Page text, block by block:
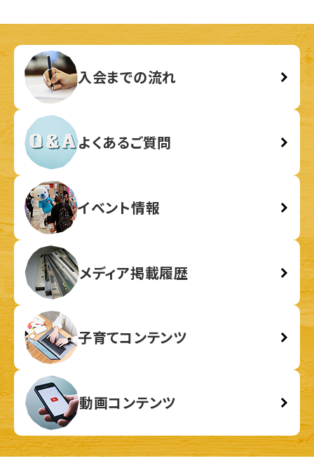
入会までの流れ
よくあるご質問
イベント情報
メディア掲載履歴
子育てコンテンツ
動画コンテンツ